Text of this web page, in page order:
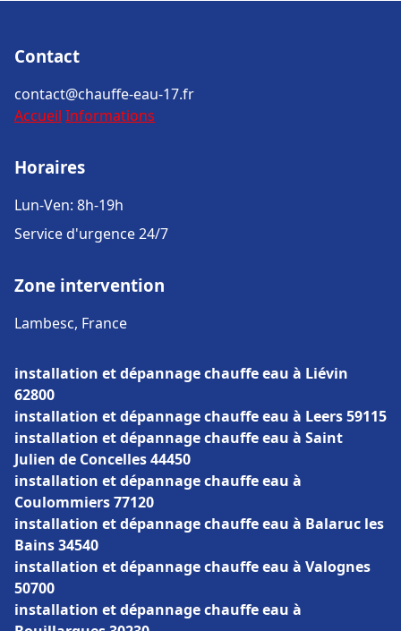
Contact
contact@chauffe-eau-17.fr
Accueil Informations
Horaires
Lun-Ven: 8h-19h
Service d'urgence 24/7
Zone intervention
Lambesc, France
installation et dépannage chauffe eau à Liévin
62800
installation et dépannage chauffe eau à Leers 59115
installation et dépannage chauffe eau à Saint
Julien de Concelles 44450
installation et dépannage chauffe eau à
Coulommiers 77120
installation et dépannage chauffe eau à Balaruc les
Bains 34540
installation et dépannage chauffe eau à Valognes
50700
installation et dépannage chauffe eau à